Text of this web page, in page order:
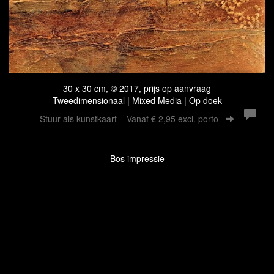
30 x 30 cm, © 2017, prijs op aanvraag
Tweedimensionaal | Mixed Media | Op doek
Stuur als kunstkaart Vanaf € 2,95 excl. porto
Bos impressie